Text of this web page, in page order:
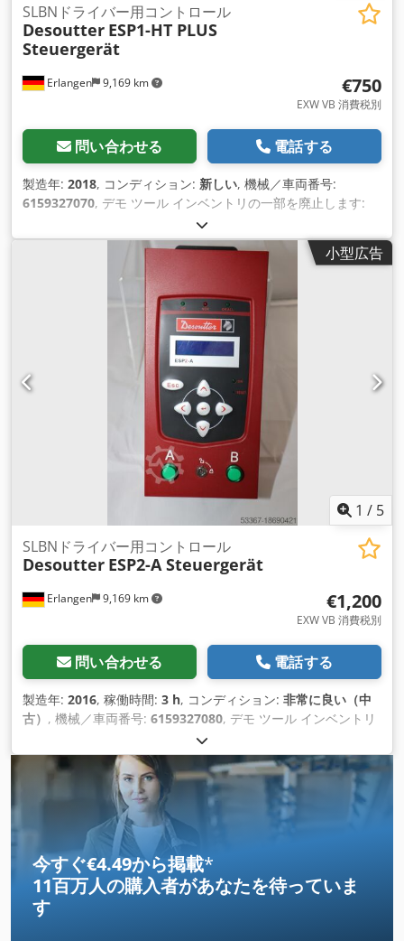
Erlangen 9,169 km
SLBNドライバー用コントロール
Desoutter ESP1-HT PLUS
Steuergerät
€750
EXW VB 消費税別
問い合わせる 電話する
製造年: 2018, コンディション: 新しい, 機械／車両番号:
6159327070, デモ ツール インベントリの一部を廃止します:
SLBN低電圧ドライバー用Desoutter制御ESP1-HT PLUS 製造年:
2018年4月 品番: 6159327070 中古、完全に機能する Crsdpfx
Aev Iqfzjgxsf 追加アクセサリなし 以下の Desoutter ドライバ
ーに適しています:# -SLBN090 -SLBN120 ESP1-HTプラス ESP1
コントローラは、エネルギー消費を削減しながら 2 つの速度範
囲を提供し、Desoutter ドライバーのパフォーマンスを最適化
するように設計されています。 利点: ESP1 は 2 つの速度オプ
ションを備え、ねじ締めプロセスを最適化し、永続的な品質を
保証する柔軟性を提供します。 100V または 240V 入力と互換
性があり、標準化されたプラットフォーム、より迅速な再調
整、および総所有コストの削減を実現します。 工業生産および
メンテナンス用のその他のツールは、リクエストに応じて提供
小型広告
1 / 5
Erlangen 9,169 km
SLBNドライバー用コントロール
Desoutter ESP2-A Steuergerät
€1,200
EXW VB 消費税別
問い合わせる 電話する
製造年: 2016, 稼働時間: 3 h, コンディション: 非常に良い（中
古） , 機械／車両番号: 6159327080, デモ ツール インベントリ
の一部を廃止します: SLBN 低電圧ドライバー用 Desoutter 拡
張コントロール ESP2-A 製造年: 2016年9月 品番: 6159327080
ほとんど使用されていないが、完全に機能する 追加アクセサリ
なし 以下の Desoutter ドライバーに適しています:# -SLBN003
-SLBN010 -SLBN012 -SLBN020 -SLBN030 -SLBN050 -
SLBN090 -SLBN120 ESP2A は、Desoutters SLBN ドライバー
のパフォーマンスを最適化し、エネルギー消費を削減するよう
に設計されており、リモート スタートやツールの起動を含む最
大 5 つのプログラム設定と PLC 統合を提供します。 OK/NIO
およびグループ OK レポートに加えて、ESP2A は、実行前反
今すぐ€4.49から掲載*
11百万人の購入者があなたを待っていま
す